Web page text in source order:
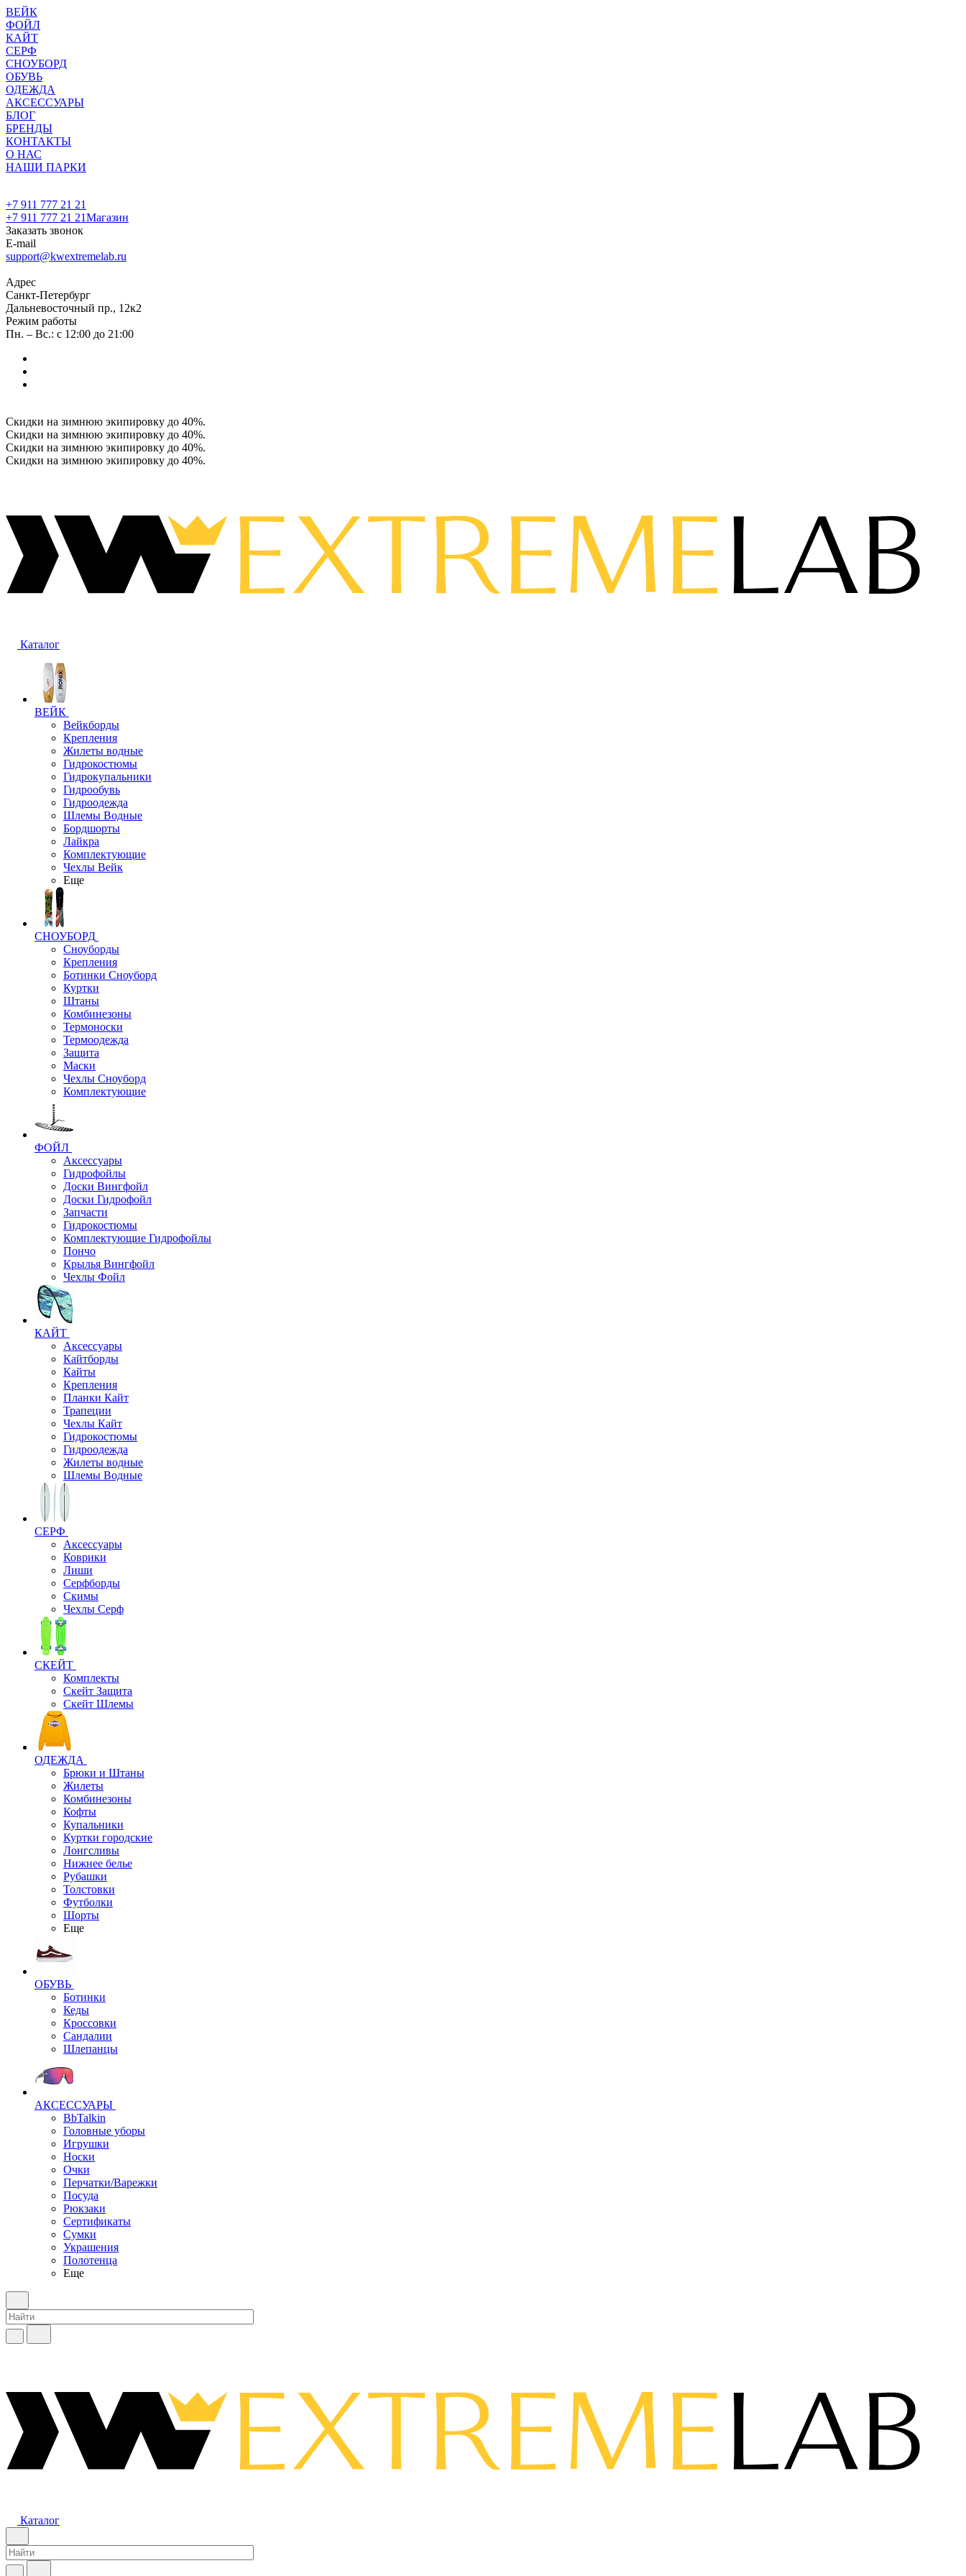
ВЕЙК
ФОЙЛ
КАЙТ
СЕРФ
СНОУБОРД
ОБУВЬ
ОДЕЖДА
АКСЕССУАРЫ
БЛОГ
БРЕНДЫ
КОНТАКТЫ
О НАС
НАШИ ПАРКИ
+7 911 777 21 21
+7 911 777 21 21Магазин
Заказать звонок
E-mail
support@kwextremelab.ru
Адрес
Санкт-Петербург
Дальневосточный пр., 12к2
Режим работы
Пн. – Вс.: с 12:00 до 21:00
Скидки на зимнюю экипировку до 40%.
Скидки на зимнюю экипировку до 40%.
Скидки на зимнюю экипировку до 40%.
Скидки на зимнюю экипировку до 40%.
Каталог
ВЕЙК
Вейкборды
Крепления
Жилеты водные
Гидрокостюмы
Гидрокупальники
Гидрообувь
Гидроодежда
Шлемы Водные
Бордшорты
Лайкра
Комплектующие
Чехлы Вейк
Еще
СНОУБОРД
Сноуборды
Крепления
Ботинки Сноуборд
Куртки
Штаны
Комбинезоны
Термоноски
Термоодежда
Защита
Маски
Чехлы Сноуборд
Комплектующие
ФОЙЛ
Аксессуары
Гидрофойлы
Доски Вингфойл
Доски Гидрофойл
Запчасти
Гидрокостюмы
Комплектующие Гидрофойлы
Пончо
Крылья Вингфойл
Чехлы Фойл
КАЙТ
Аксессуары
Кайтборды
Кайты
Крепления
Планки Кайт
Трапеции
Чехлы Кайт
Гидрокостюмы
Гидроодежда
Жилеты водные
Шлемы Водные
СЕРФ
Аксессуары
Коврики
Лиши
Серфборды
Скимы
Чехлы Cерф
СКЕЙТ
Комплекты
Скейт Защита
Скейт Шлемы
ОДЕЖДА
Брюки и Штаны
Жилеты
Комбинезоны
Кофты
Купальники
Куртки городские
Лонгсливы
Нижнее белье
Рубашки
Толстовки
Футболки
Шорты
Еще
ОБУВЬ
Ботинки
Кеды
Кроссовки
Сандалии
Шлепанцы
АКСЕССУАРЫ
BbTalkin
Головные уборы
Игрушки
Носки
Очки
Перчатки/Варежки
Посуда
Рюкзаки
Сертификаты
Сумки
Украшения
Полотенца
Еще
Каталог